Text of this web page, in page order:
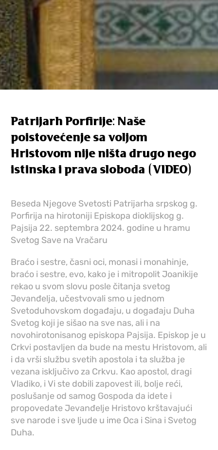
Patrijarh Porfirije: Naše
poistovećenje sa voljom
Hristovom nije ništa drugo nego
istinska i prava sloboda (VIDEO)
Beseda Njegove Svetosti Patrijarha srpskog g.
Porfirija na hirotoniji Episkopa dioklijskog g.
Pajsija 22. septembra 2024. godine u hramu
Svetog Save na Vračaru
Braćo i sestre, časni oci, monasi i monahinje,
braćo i sestre, evo, kako je i mitropolit Joanikije
rekao u svom slovu posle čitanja svetog
Jevanđelja, učestvovali smo u jednom
Svetoduhovskom događaju, u događaju Duha
Svetog koji je sišao na sve nas, ali i na
novohirotonisanog episkopa Pajsija. Episkop je u
Crkvi postavljen da bude na mestu Hristovom, ali
i da vrši službu svetih apostola i ta služba je
vezana isključivo za Crkvu. Kao apostol, dragi
Vladiko, i Vi ste dobili zapovest ili, bolje reći,
poslušanje od samog Gospoda da idete i
propovedate Jevanđelje Hristovo krštavajući
sve narode i sve ljude u ime Oca i Sina i Svetog
Duha.